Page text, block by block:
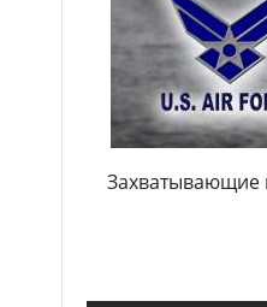
Захватывающие